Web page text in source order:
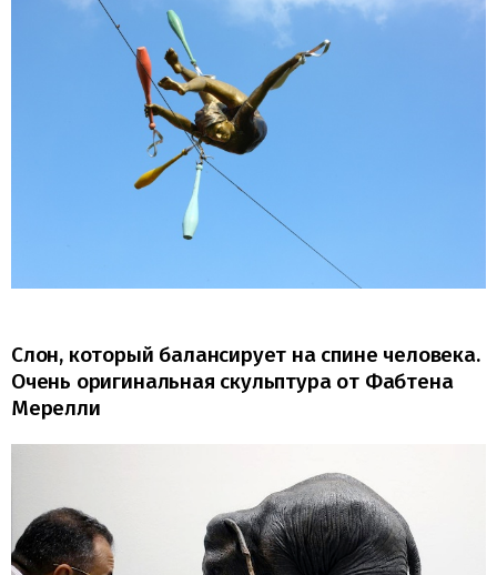
Слон, который балансирует на спине человека.
Очень оригинальная скульптура от Фабтена
Мерелли